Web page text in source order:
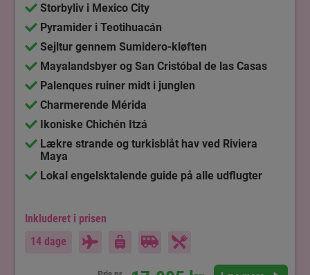
Storbyliv i Mexico City
Pyramider i Teotihuacán
Sejltur gennem Sumidero-kløften
Mayalandsbyer og San Cristóbal de las Casas
Palenques ruiner midt i junglen
Charmerende Mérida
Ikoniske Chichén Itzá
Lækre strande og turkisblåt hav ved Riviera
Maya
Lokal engelsktalende guide på alle udflugter
Inkluderet i prisen
14 dage